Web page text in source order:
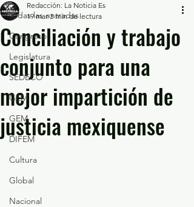
Todas las entradas
Congreso
Legislatura
SEDECO
GEM
GEM
DIFEM
Cultura
Global
Nacional
Conciliación y trabajo
conjunto para una
mejor impartición de
justicia mexiquense
Redacción: La Noticia Es
19 mar 3 min de lectura